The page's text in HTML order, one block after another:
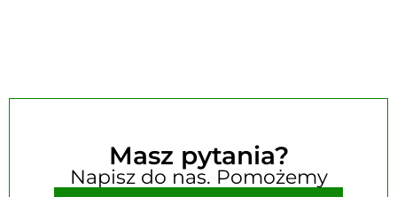
Masz pytania?
Napisz do nas. Pomożemy